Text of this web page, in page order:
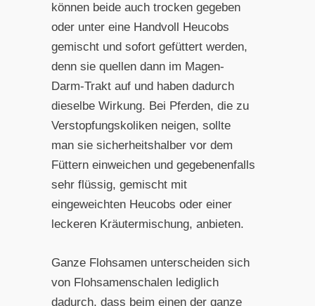
können beide auch trocken gegeben
oder unter eine Handvoll Heucobs
gemischt und sofort gefüttert werden,
denn sie quellen dann im Magen-
Darm-Trakt auf und haben dadurch
dieselbe Wirkung. Bei Pferden, die zu
Verstopfungskoliken neigen, sollte
man sie sicherheitshalber vor dem
Füttern einweichen und gegebenenfalls
sehr flüssig, gemischt mit
eingeweichten Heucobs oder einer
leckeren Kräutermischung, anbieten.
Ganze Flohsamen unterscheiden sich
von Flohsamenschalen lediglich
dadurch, dass beim einen der ganze